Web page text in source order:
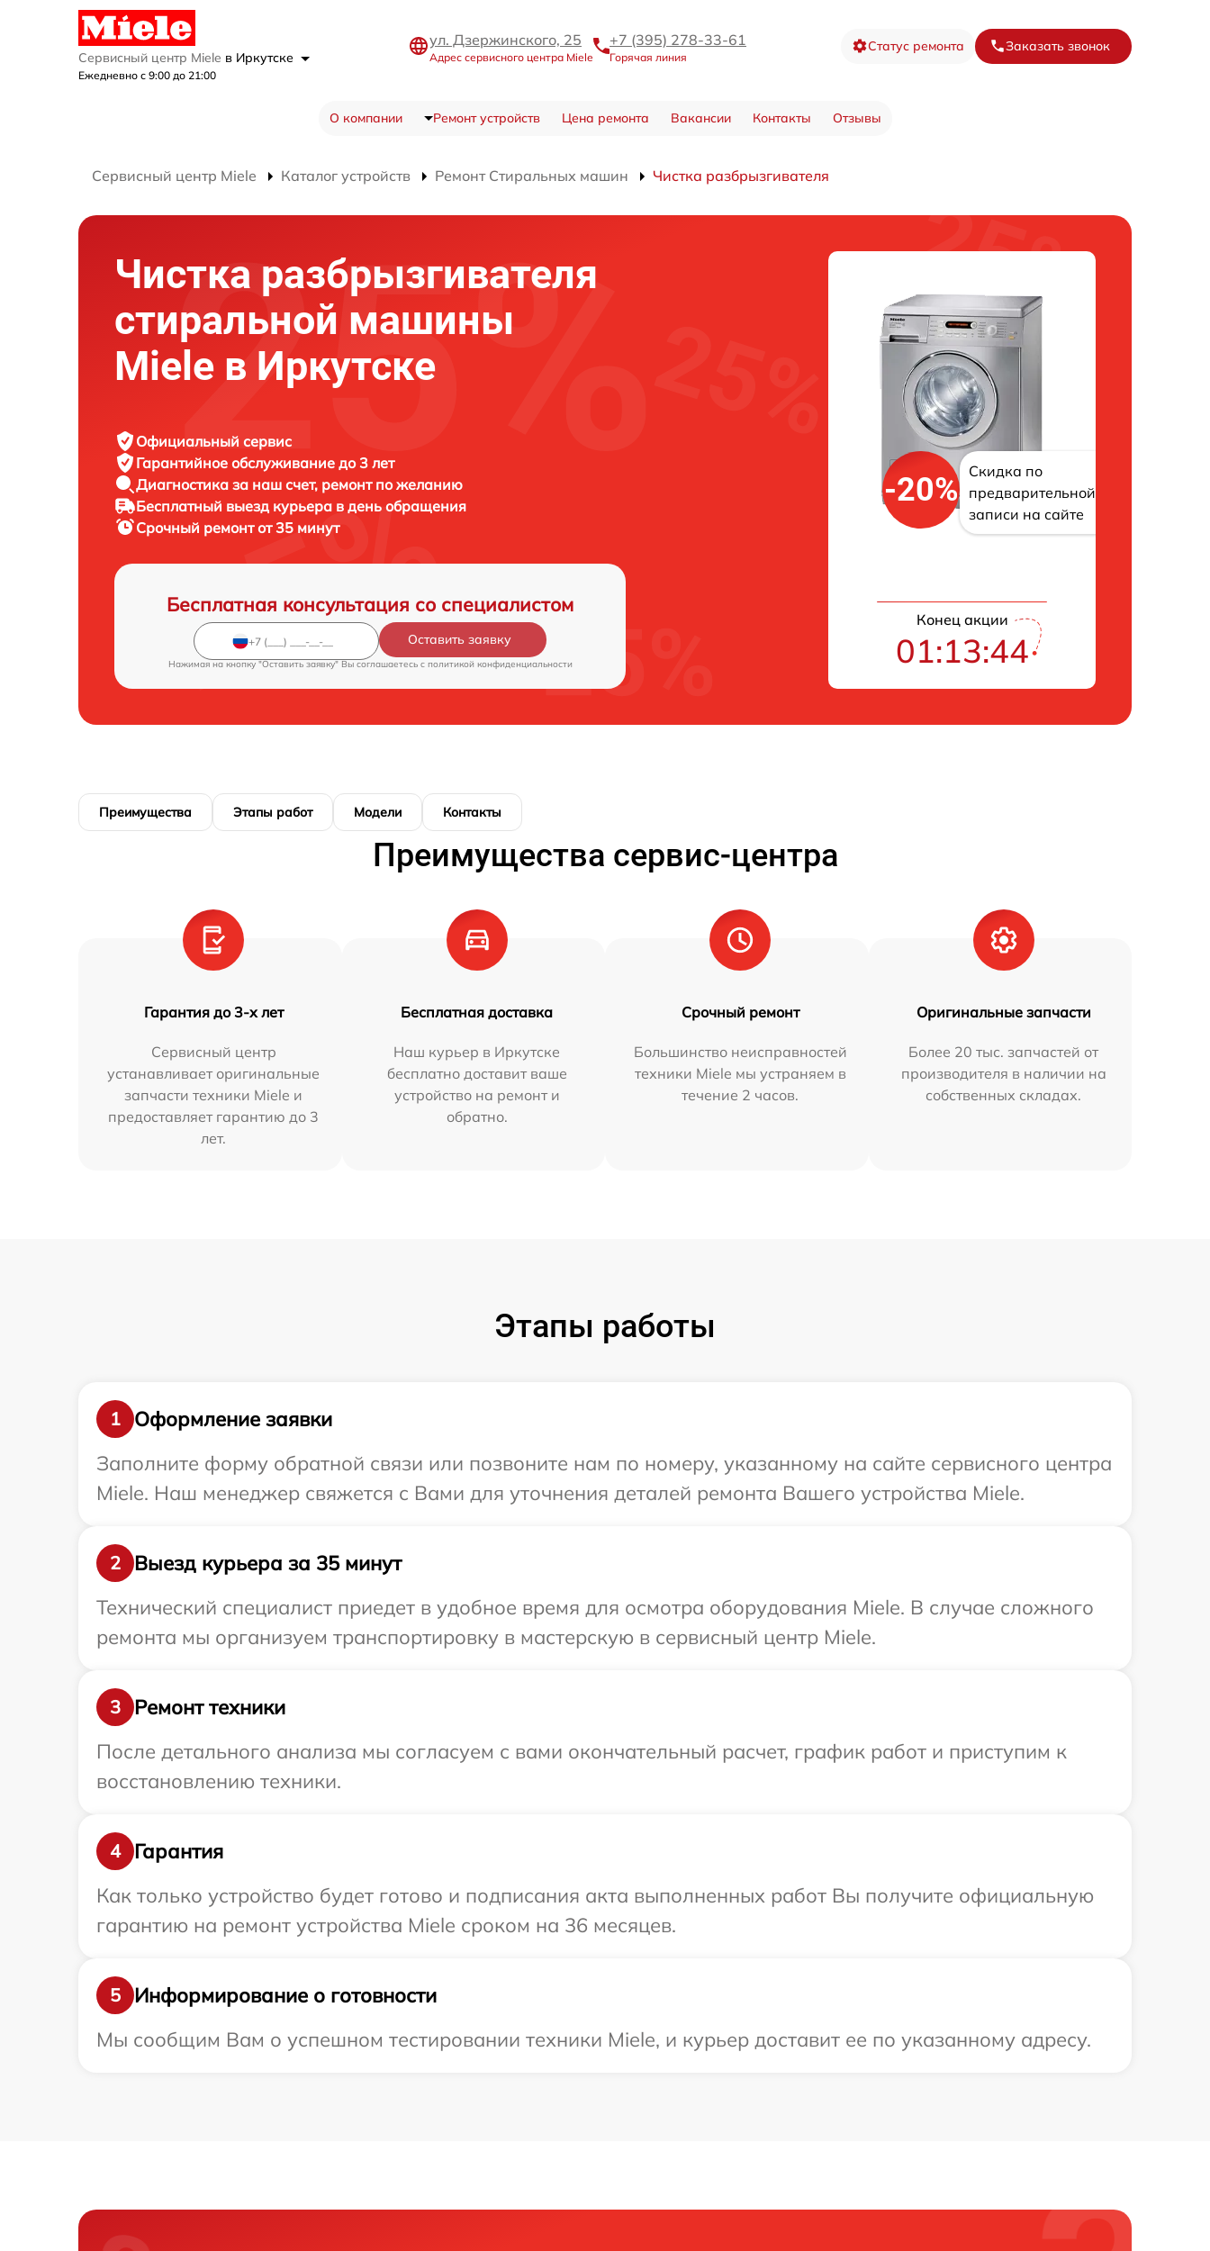
Сервисный центр Miele в Иркутске
Ежедневно с 9:00 до 21:00
ул. Дзержинского, 25
Адрес сервисного центра Miele
+7 (395) 278-33-61
Горячая линия
Статус ремонта Заказать звонок
О компании Ремонт устройств Цена ремонта Вакансии Контакты Отзывы
Сервисный центр Miele Каталог устройств Ремонт Стиральных машин Чистка разбрызгивателя
Чистка разбрызгивателя
стиральной машины
Miele в Иркутске
Официальный сервис
Гарантийное обслуживание до 3 лет
Диагностика за наш счет, ремонт по желанию
Бесплатный выезд курьера в день обращения
Срочный ремонтот 35 минут
Бесплатная консультация со специалистом
Оставить заявку
Нажимая на кнопку "Оставить заявку" Вы соглашаетесь c политикой конфиденциальности
-20%
Скидка по
предварительной
записи на сайте
Конец акции
01:13:43
Преимущества Этапы работ Модели Контакты
Преимущества сервис-центра
Гарантия до 3-х лет
Сервисный центр
устанавливает оригинальные
запчасти техники Miele и
предоставляет гарантию до 3
лет.
Бесплатная доставка
Наш курьер в Иркутске
бесплатно доставит ваше
устройство на ремонт и
обратно.
Срочный ремонт
Большинство неисправностей
техники Miele мы устраняем в
течение 2 часов.
Оригинальные запчасти
Более 20 тыс. запчастей от
производителя в наличии на
собственных складах.
Этапы работы
1
Оформление заявки
Заполните форму обратной связи или позвоните нам по номеру, указанному на сайте сервисного центра
Miele. Наш менеджер свяжется с Вами для уточнения деталей ремонта Вашего устройства Miele.
2
Выезд курьера за 35 минут
Технический специалист приедет в удобное время для осмотра оборудования Miele. В случае сложного
ремонта мы организуем транспортировку в мастерскую в сервисный центр Miele.
3
Ремонт техники
После детального анализа мы согласуем с вами окончательный расчет, график работ и приступим к
восстановлению техники.
4
Гарантия
Как только устройство будет готово и подписания акта выполненных работ Вы получите официальную
гарантию на ремонт устройства Miele сроком на 36 месяцев.
5
Информирование о готовности
Мы сообщим Вам о успешном тестировании техники Miele, и курьер доставит ее по указанному адресу.